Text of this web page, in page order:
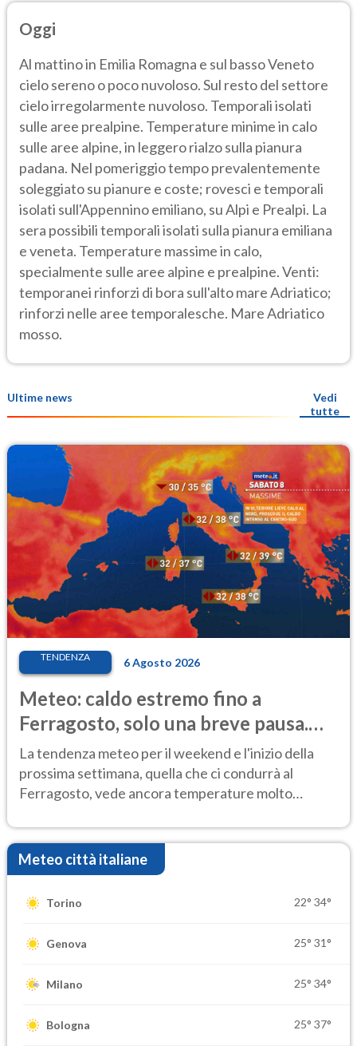
Oggi
Al mattino in Emilia Romagna e sul basso Veneto
cielo sereno o poco nuvoloso. Sul resto del settore
cielo irregolarmente nuvoloso. Temporali isolati
sulle aree prealpine. Temperature minime in calo
sulle aree alpine, in leggero rialzo sulla pianura
padana. Nel pomeriggio tempo prevalentemente
soleggiato su pianure e coste; rovesci e temporali
isolati sull'Appennino emiliano, su Alpi e Prealpi. La
sera possibili temporali isolati sulla pianura emiliana
e veneta. Temperature massime in calo,
specialmente sulle aree alpine e prealpine. Venti:
temporanei rinforzi di bora sull'alto mare Adriatico;
rinforzi nelle aree temporalesche. Mare Adriatico
mosso.
Ultime news
Vedi
tutte
TENDENZA 6 Agosto 2026
Meteo: caldo estremo fino a
Ferragosto, solo una breve pausa.
Ecco dove
La tendenza meteo per il weekend e l'inizio della
prossima settimana, quella che ci condurrà al
Ferragosto, vede ancora temperature molto
Meteo città italiane
Torino 22° 34°
Genova 25° 31°
Milano 25° 34°
Bologna 25° 37°